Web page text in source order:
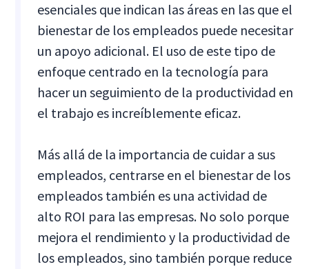
esenciales que indican las áreas en las que el
bienestar de los empleados puede necesitar
un apoyo adicional. El uso de este tipo de
enfoque centrado en la tecnología para
hacer un seguimiento de la productividad en
el trabajo es increíblemente eficaz.
Más allá de la importancia de cuidar a sus
empleados, centrarse en el bienestar de los
empleados también es una actividad de
alto ROI para las empresas. No solo porque
mejora el rendimiento y la productividad de
los empleados, sino también porque reduce